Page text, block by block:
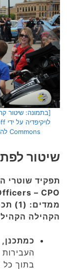
[בתמונה: שיטור
Commons להפצה, תחת רישיון זהה, גרסה: CC BY 2.0]
שיטור
הקהילה הקהילה ו- (4)
כמתכנן,
בתוך כל